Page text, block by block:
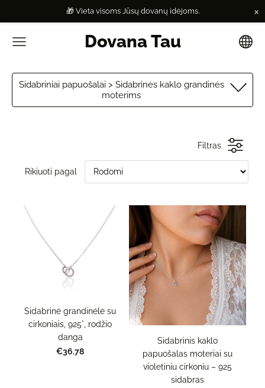
🎁 Vieta visoms Jūsų dovanų idėjoms. ×
Dovana Tau
Sidabriniai papuošalai > Sidabrinės kaklo grandinės
moterims
Filtras
Rikiuoti pagal
Sidabrinė grandinėlė su
cirkoniais, 925°, rodžio
danga
€36.78
Sidabrinis kaklo
papuošalas moteriai su
violetiniu cirkoniu – 925
sidabras